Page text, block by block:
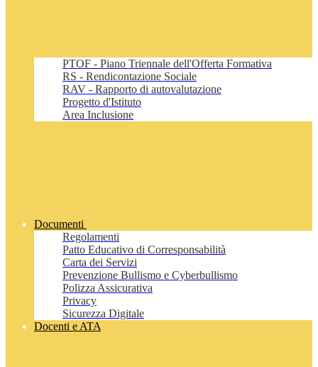
PTOF - Piano Triennale dell'Offerta Formativa
RS - Rendicontazione Sociale
RAV - Rapporto di autovalutazione
Progetto d'Istituto
Area Inclusione
Documenti
Regolamenti
Patto Educativo di Corresponsabilità
Carta dei Servizi
Prevenzione Bullismo e Cyberbullismo
Polizza Assicurativa
Privacy
Sicurezza Digitale
Docenti e ATA